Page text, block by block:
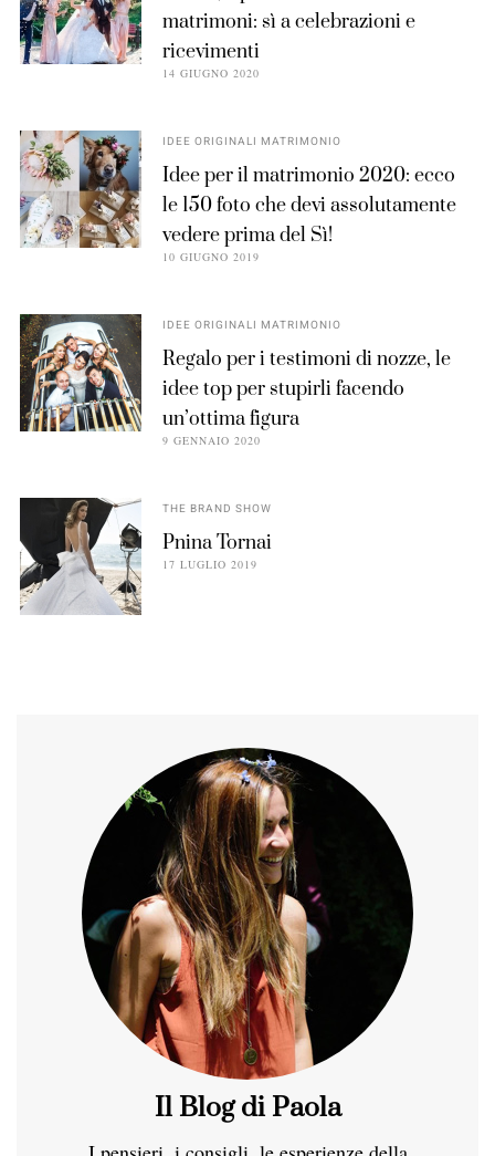
matrimoni: sì a celebrazioni e
ricevimenti
14 GIUGNO 2020
IDEE ORIGINALI MATRIMONIO
Idee per il matrimonio 2020: ecco
le 150 foto che devi assolutamente
vedere prima del Sì!
10 GIUGNO 2019
IDEE ORIGINALI MATRIMONIO
Regalo per i testimoni di nozze, le
idee top per stupirli facendo
un’ottima figura
9 GENNAIO 2020
THE BRAND SHOW
Pnina Tornai
17 LUGLIO 2019
Il Blog di Paola